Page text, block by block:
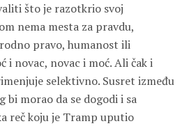
što je razotkrio svoj
nema mesta za pravdu,
pravo, humanost ili
i novac, novac i moć. Ali čak i
selektivno. Susret između
bi morao da se dogodi i sa
reč koju je Tramp uputio